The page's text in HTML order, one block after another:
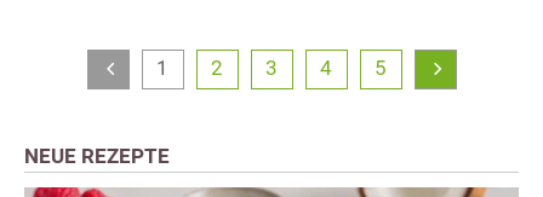
1 2 3 4 5
NEUE REZEPTE